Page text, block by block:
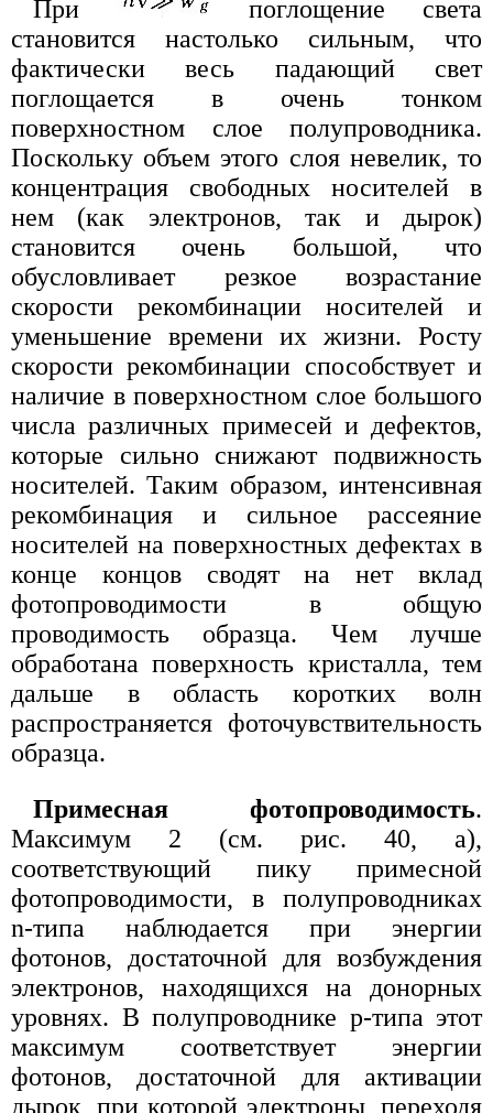
При
поглощение света
становится настолько сильным, что
фактически весь падающий свет
поглощается в очень тонком
поверхностном слое полупроводника.
Поскольку объем этого слоя невелик, то
концентрация свободных носителей в
нем (как электронов, так и дырок)
становится очень большой, что
обусловливает резкое возрастание
скорости рекомбинации носителей и
уменьшение времени их жизни. Росту
скорости рекомбинации способствует и
наличие в поверхностном слое большого
числа различных примесей и дефектов,
которые сильно снижают подвижность
носителей. Таким образом, интенсивная
рекомбинация и сильное рассеяние
носителей на поверхностных дефектах в
конце концов сводят на нет вклад
фотопроводимости в общую
проводимость образца. Чем лучше
обработана поверхность кристалла, тем
дальше в область коротких волн
распространяется фоточувствительность
образца.
Примесная фотопроводимость.
Максимум 2 (см. рис. 40, а),
соответствующий пику примесной
фотопроводимости, в полупроводниках
n-типа наблюдается при энергии
фотонов, достаточной для возбуждения
электронов, находящихся на донорных
уровнях. В полупроводнике p-типа этот
максимум соответствует энергии
фотонов, достаточной для активации
дырок, при которой электроны, переходя